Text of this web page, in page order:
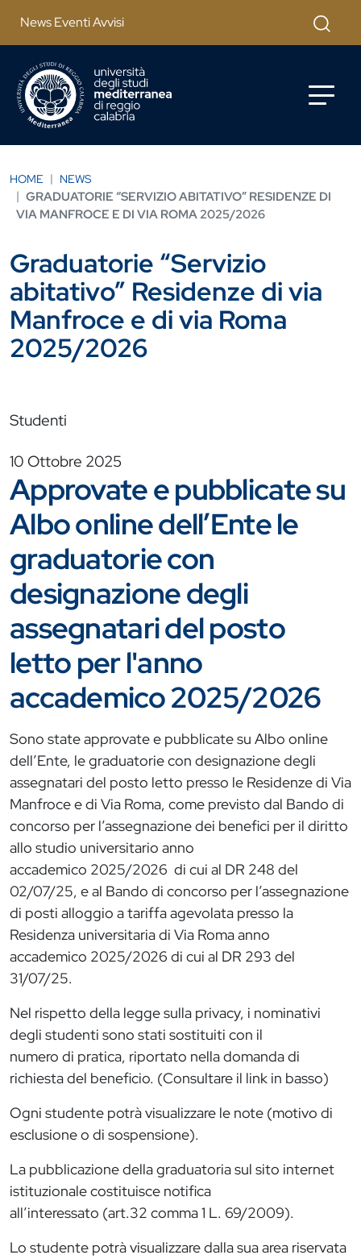
News Eventi Avvisi Cerca
HOME NEWS
GRADUATORIE “SERVIZIO ABITATIVO” RESIDENZE DI
VIA MANFROCE E DI VIA ROMA 2025/2026
Graduatorie “Servizio
abitativo” Residenze di via
Manfroce e di via Roma
2025/2026
Studenti
10 Ottobre 2025
Approvate e pubblicate su
Albo online dell’Ente le
graduatorie con
designazione degli
assegnatari del posto
letto per l'anno
accademico 2025/2026
Sono state approvate e pubblicate su Albo online
dell’Ente, le graduatorie con designazione degli
assegnatari del posto letto presso le Residenze di Via
Manfroce e di Via Roma, come previsto dal Bando di
concorso per l’assegnazione dei benefici per il diritto
allo studio universitario anno
accademico 2025/2026 di cui al DR 248 del
02/07/25, e al Bando di concorso per l’assegnazione
di posti alloggio a tariffa agevolata presso la
Residenza universitaria di Via Roma anno
accademico 2025/2026 di cui al DR 293 del
31/07/25.
Nel rispetto della legge sulla privacy, i nominativi
degli studenti sono stati sostituiti con il
numero di pratica, riportato nella domanda di
richiesta del beneficio. (Consultare il link in basso)
Ogni studente potrà visualizzare le note (motivo di
esclusione o di sospensione).
La pubblicazione della graduatoria sul sito internet
istituzionale costituisce notifica
all’interessato (art.32 comma 1 L. 69/2009).
Lo studente potrà visualizzare dalla sua area riservata